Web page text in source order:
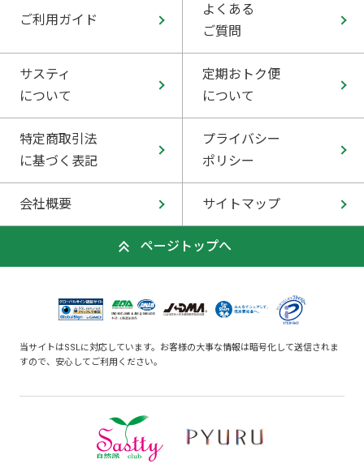
ご利用ガイド
よくある
ご質問
サスティ
について
定期おトク便
について
特定商取引法
に基づく表記
プライバシー
ポリシー
会社概要 サイトマップ
ページトップへ
当サイトはSSLに対応しています。お客様の大事な情報は暗号化して送信されま
すので、安心してご利用ください。